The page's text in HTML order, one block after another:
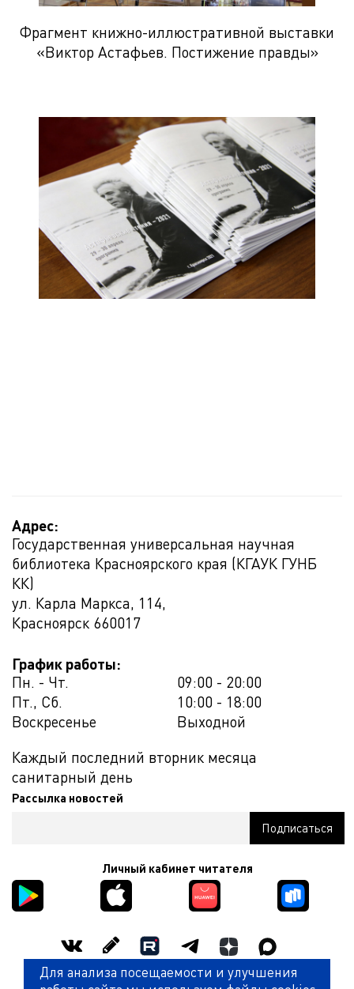
Фрагмент книжно-иллюстративной выставки
«Виктор Астафьев. Постижение правды»
Адрес:
Государственная универсальная научная
библиотека Красноярского края (КГАУК ГУНБ
КК)
ул. Карла Маркса, 114,
Красноярск 660017
График работы:
Пн. - Чт.
09:00 - 20:00
Пт., Сб.
10:00 - 18:00
Воскресенье
Выходной
Каждый последний вторник месяца
санитарный день
Рассылка новостей
Личный кабинет читателя
Для анализа посещаемости и улучшения